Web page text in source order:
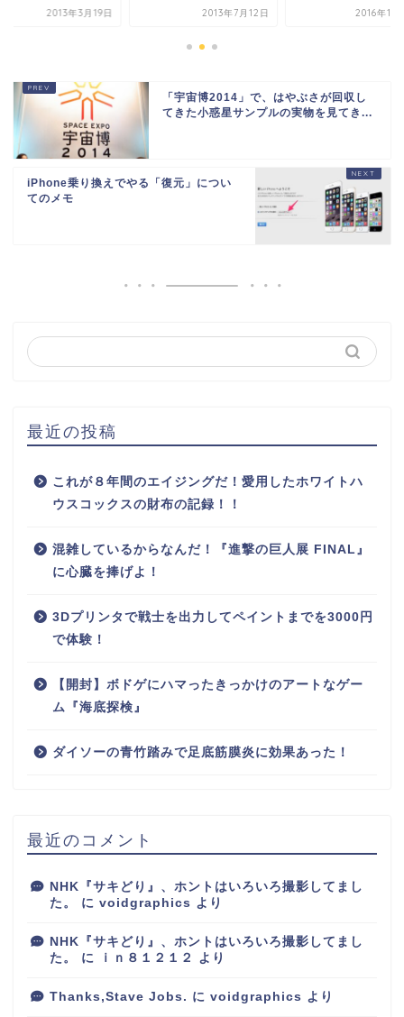
2013年3月19日 2013年7月12日 2016年11
「宇宙博2014」で、はやぶさが回収し
てきた小惑星サンプルの実物を見てき...
iPhone乗り換えでやる「復元」につい
てのメモ
最近の投稿
これが８年間のエイジングだ！愛用したホワイトハ
ウスコックスの財布の記録！！
混雑しているからなんだ！『進撃の巨人展 FINAL』
に心臓を捧げよ！
3Dプリンタで戦士を出力してペイントまでを3000円
で体験！
【開封】ボドゲにハマったきっかけのアートなゲー
ム『海底探検』
ダイソーの青竹踏みで足底筋膜炎に効果あった！
最近のコメント
NHK『サキどり』、ホントはいろいろ撮影してまし
た。
に voidgraphics より
NHK『サキどり』、ホントはいろいろ撮影してまし
た。
に ｉｎ８１２１２ より
Thanks,Stave Jobs. に voidgraphics より